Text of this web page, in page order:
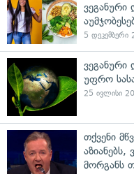
5
ვეგანური
უფრო
25 ივლისი
თქვენი
მორგანს